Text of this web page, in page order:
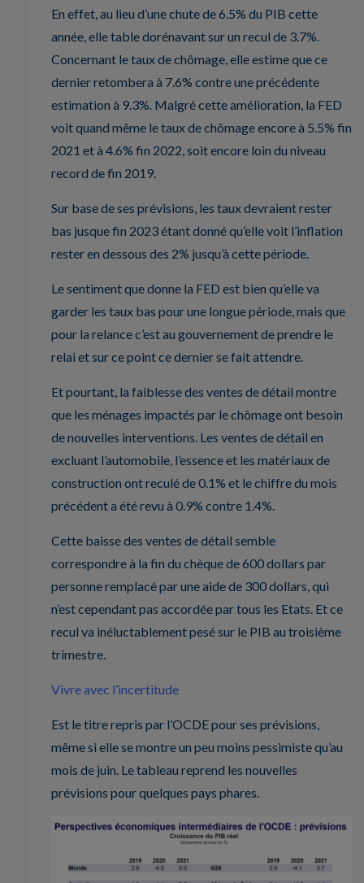
En effet, au lieu d’une chute de 6.5% du PIB cette
année, elle table dorénavant sur un recul de 3.7%.
Concernant le taux de chômage, elle estime que ce
dernier retombera à 7.6% contre une précédente
estimation à 9.3%. Malgré cette amélioration, la FED
voit quand même le taux de chômage encore à 5.5% fin
2021 et à 4.6% fin 2022, soit encore loin du niveau
record de fin 2019.
Sur base de ses prévisions, les taux devraient rester
bas jusque fin 2023 étant donné qu’elle voit l’inflation
rester en dessous des 2% jusqu’à cette période.
Le sentiment que donne la FED est bien qu’elle va
garder les taux bas pour une longue période, mais que
pour la relance c’est au gouvernement de prendre le
relai et sur ce point ce dernier se fait attendre.
Et pourtant, la faiblesse des ventes de détail montre
que les ménages impactés par le chômage ont besoin
de nouvelles interventions. Les ventes de détail en
excluant l’automobile, l’essence et les matériaux de
construction ont reculé de 0.1% et le chiffre du mois
précédent a été revu à 0.9% contre 1.4%.
Cette baisse des ventes de détail semble
correspondre à la fin du chèque de 600 dollars par
personne remplacé par une aide de 300 dollars, qui
n’est cependant pas accordée par tous les Etats. Et ce
recul va inéluctablement pesé sur le PIB au troisième
trimestre.
Vivre avec l’incertitude
Est le titre repris par l’OCDE pour ses prévisions,
même si elle se montre un peu moins pessimiste qu’au
mois de juin. Le tableau reprend les nouvelles
prévisions pour quelques pays phares.